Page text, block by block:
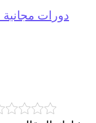
دورات